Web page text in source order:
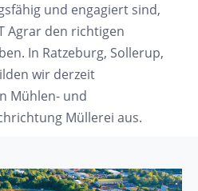
und engagiert sind,
Agrar den richtigen
In Ratzeburg, Sollerup,
wir derzeit
Mühlen- und
Müllerei aus.